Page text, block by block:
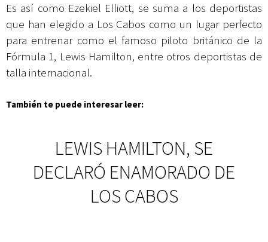
Es así como Ezekiel Elliott, se suma a los deportistas
que han elegido a Los Cabos como un lugar perfecto
para entrenar como el famoso piloto británico de la
Fórmula 1, Lewis Hamilton, entre otros deportistas de
talla internacional.
También te puede interesar leer:
LEWIS HAMILTON, SE
DECLARÓ ENAMORADO DE
LOS CABOS